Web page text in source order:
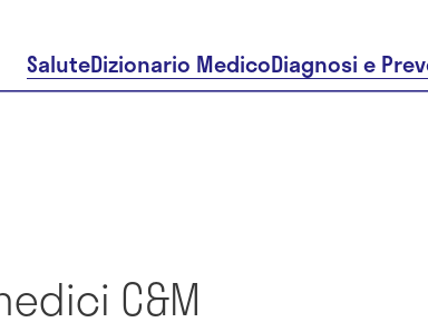
SaluteDizionario MedicoDiagnosi e
C&M